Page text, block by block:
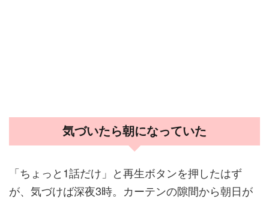
気づいたら朝になっていた
「ちょっと1話だけ」と再生ボタンを押したはず
が、気づけば深夜3時。カーテンの隙間から朝日が